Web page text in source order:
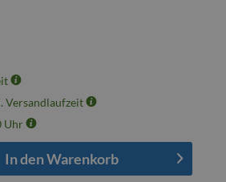
Versandlaufzeit
Uhr
In denWarenkorb